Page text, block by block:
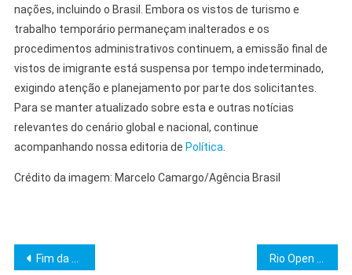
nações, incluindo o Brasil. Embora os vistos de turismo e
trabalho temporário permaneçam inalterados e os
procedimentos administrativos continuem, a emissão final de
vistos de imigrante está suspensa por tempo indeterminado,
exigindo atenção e planejamento por parte dos solicitantes.
Para se manter atualizado sobre esta e outras notícias
relevantes do cenário global e nacional, continue
acompanhando nossa editoria de Política.
Crédito da imagem: Marcelo Camargo/Agência Brasil
Navegação
Fim da Escala 6×1 Pode Alavancar Produtividade, Diz Boulos Rio Open 2026: João Fonseca e Musetti Confirmados